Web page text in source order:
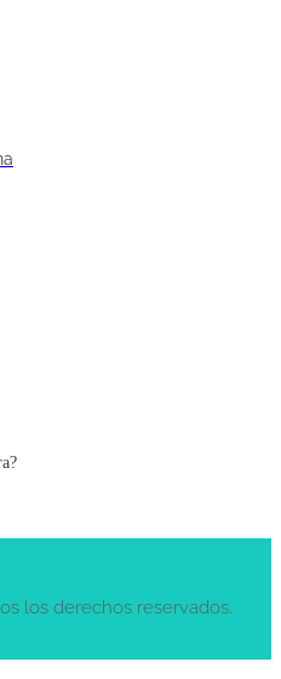
los derechos reservados.